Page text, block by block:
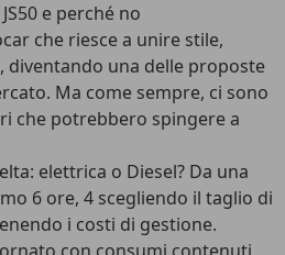
e perché no
che riesce a unire stile,
diventando una delle proposte
Ma come sempre, ci sono
che potrebbero spingere a
elettrica o Diesel? Da una
6 ore, 4 scegliendo il taglio di
i costi di gestione.